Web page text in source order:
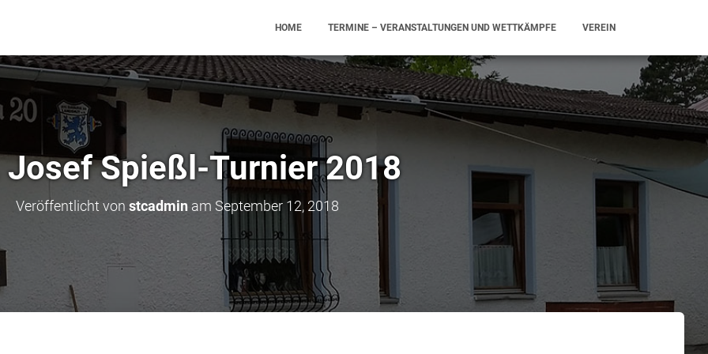
HOME TERMINE – VERANSTALTUNGEN UND WETTKÄMPFE VEREIN
Josef Spießl-Turnier 2018
Veröffentlicht von stcadminam September 12, 2018